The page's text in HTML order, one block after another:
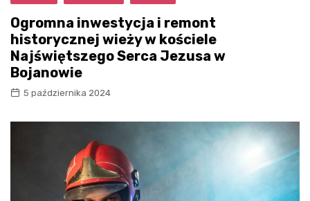
Ogromna inwestycja i remont
historycznej wieży w kościele
Najświętszego Serca Jezusa w
Bojanowie
5 października 2024